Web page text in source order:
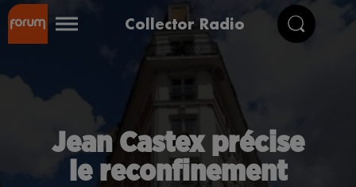
Collector Radio
Jean Castex précise
le reconfinement